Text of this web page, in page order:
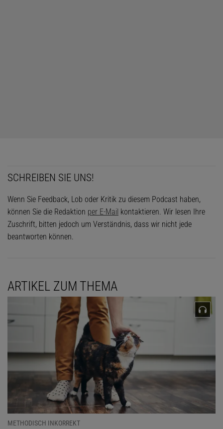
SCHREIBEN SIE UNS!
Wenn Sie Feedback, Lob oder Kritik zu diesem Podcast haben,
können Sie die Redaktion per E-Mail kontaktieren. Wir lesen Ihre
Zuschrift, bitten jedoch um Verständnis, dass wir nicht jede
beantworten können.
ARTIKEL ZUM THEMA
METHODISCH INKORREKT